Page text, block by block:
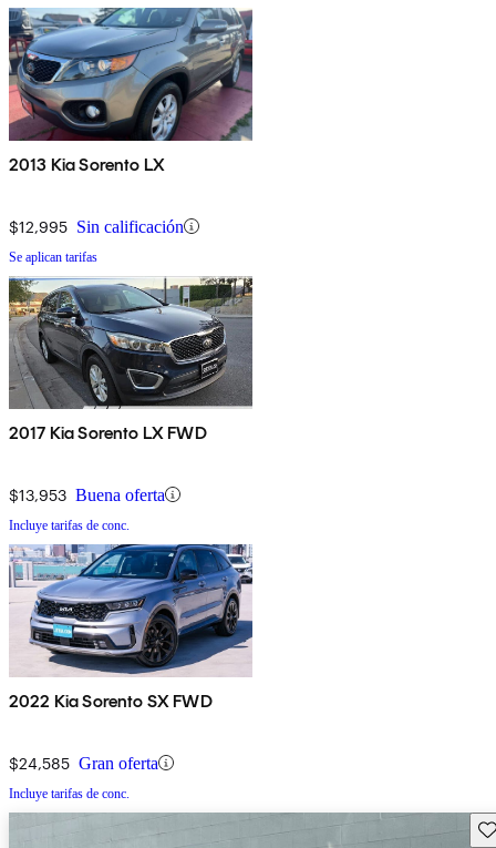
2013 Kia Sorento LX
$12,995 Sin calificación
Se aplican tarifas
2017 Kia Sorento LX FWD
$13,953 Buena oferta
Incluye tarifas de conc.
2022 Kia Sorento SX FWD
$24,585 Gran oferta
Incluye tarifas de conc.